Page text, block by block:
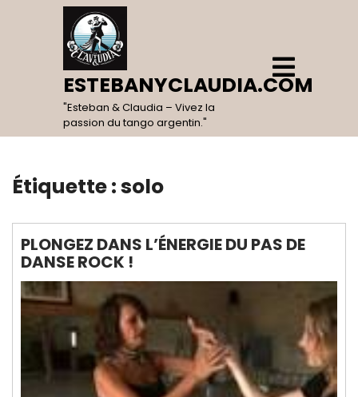
ESTEBANYCLAUDIA.COM
"Esteban & Claudia – Vivez la
passion du tango argentin."
Open
Menu
Étiquette :solo
PLONGEZ DANS L’ÉNERGIE DU PAS DE
DANSE ROCK !